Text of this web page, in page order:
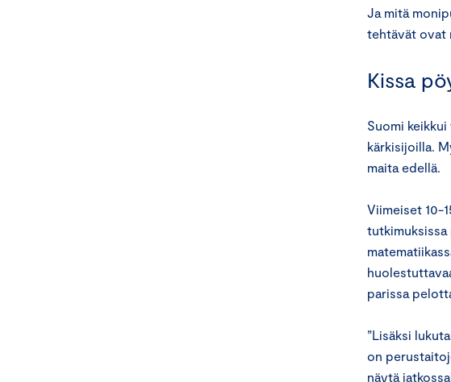
Ja mitä
tehtävät ovat
Kissa
Suomi
kärkisijoilla.
maita edellä.
Viimeiset 10-
parissa
”Lisäksi
on
näytä